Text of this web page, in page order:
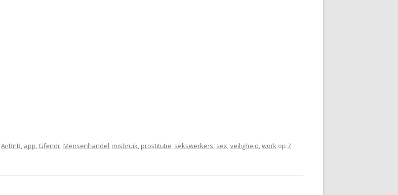
AirBnB, app, Gfendr, Mensenhandel, misbruik, prostitutie, sekswerkers, sex,veiligheid,work op 7